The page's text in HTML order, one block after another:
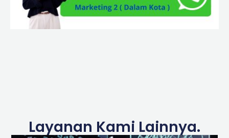
Layanan Kami Lainnya.